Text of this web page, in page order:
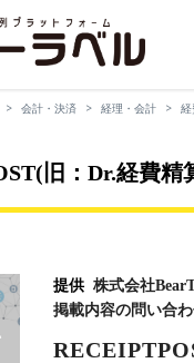
会計・決済 経理・会計 経
旧：Dr.経費精
提供 株式会社
掲載内容の問い合